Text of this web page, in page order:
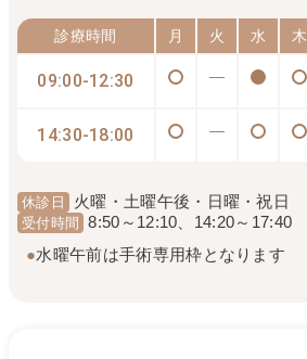
診療時間 月 火 水 木
09:00-12:30
14:30-18:00
休診日 火曜・土曜午後・日曜・祝日
受付時間
8:50～12:10、14:20～17:40
●水曜午前は手術専用枠となります